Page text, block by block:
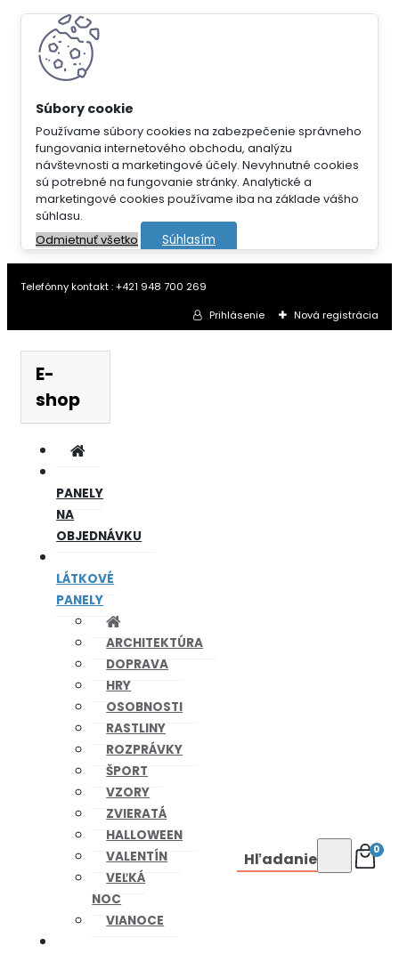
Používame súbory cookies na zabezpečenie správneho
fungovania internetového obchodu, analýzu
návštevnosti a marketingové účely. Nevyhnutné cookies
sú potrebné na fungovanie stránky. Analytické a
marketingové cookies používame iba na základe vášho
súhlasu.
Odmietnuť všetko
Súhlasím
Telefónny kontakt : +421 948 700 269
Prihlásenie Nová registrácia
E-
shop
PANELY
NA
OBJEDNÁVKU
LÁTKOVÉ
PANELY
ARCHITEKTÚRA
DOPRAVA
HRY
OSOBNOSTI
RASTLINY
ROZPRÁVKY
ŠPORT
VZORY
ZVIERATÁ
HALLOWEEN
VALENTÍN
VEĽKÁ
NOC
VIANOCE
Hľadanie 0